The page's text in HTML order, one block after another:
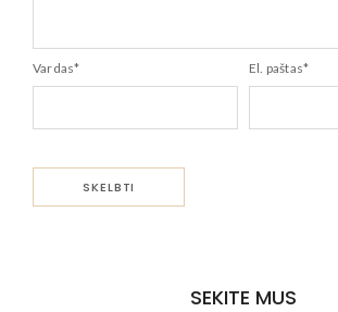
Vardas* El. paštas*
SEKITE MUS